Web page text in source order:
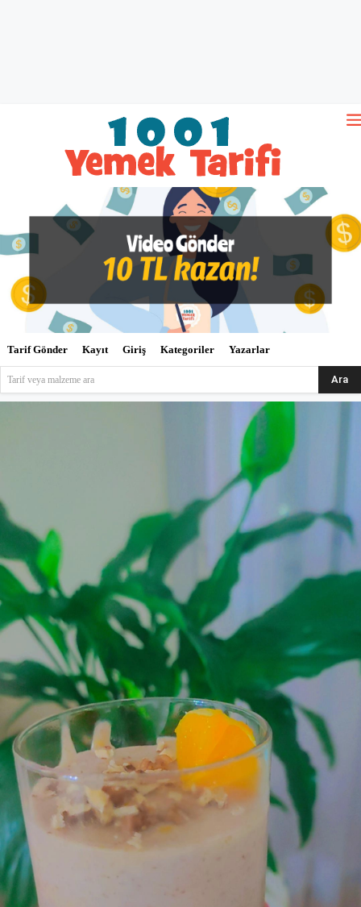
Tarif Gönder Kayıt Giriş Kategoriler Yazarlar
Tarif veya malzeme ara Ara